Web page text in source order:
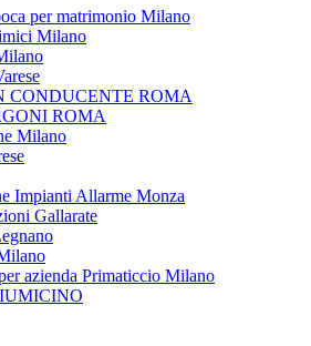
per matrimonio Milano
Milano
CONDUCENTE ROMA
ROMA
Milano
Impianti Allarme Monza
Gallarate
azienda Primaticcio Milano